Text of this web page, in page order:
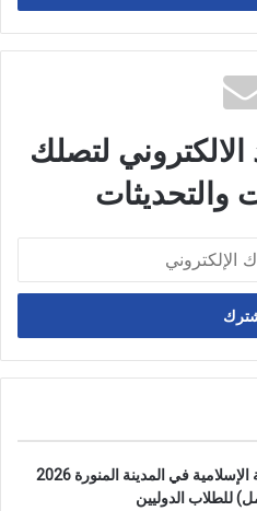
لتصلك
والتحديثات
منحة الجامعة الإسلامية في المدينة المنورة 2026
للطلاب الدوليين